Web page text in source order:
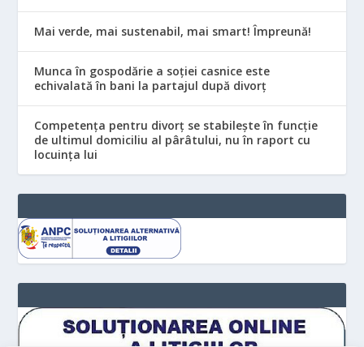
Mai verde, mai sustenabil, mai smart! Împreună!
Munca în gospodărie a soției casnice este
echivalată în bani la partajul după divorț
Competența pentru divorț se stabilește în funcție
de ultimul domiciliu al pârâtului, nu în raport cu
locuinţa lui